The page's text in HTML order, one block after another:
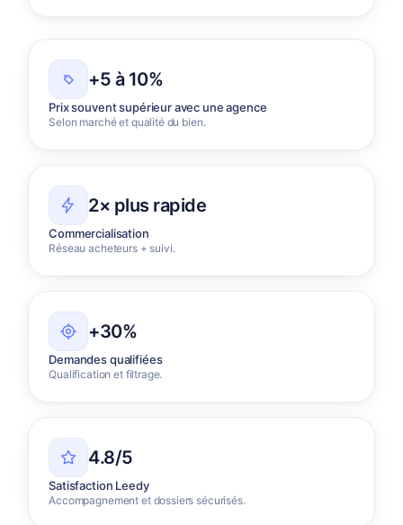
+5 à 10%
Prix souvent supérieur avec une agence
Selon marché et qualité du bien.
2× plus rapide
Commercialisation
Réseau acheteurs + suivi.
+30%
Demandes qualifiées
Qualification et filtrage.
4.8/5
Satisfaction Leedy
Accompagnement et dossiers sécurisés.